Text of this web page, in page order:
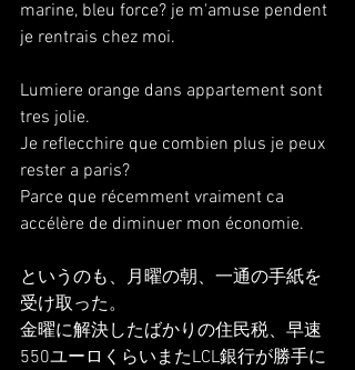
marine, bleu force? je m'amuse pendent
je rentrais chez moi.
Lumiere orange dans appartement sont
tres jolie.
Je reflecchire que combien plus je peux
rester a paris?
Parce que récemment vraiment ca
accélère de diminuer mon économie.
というのも、月曜の朝、一通の手紙を
受け取った。
金曜に解決したばかりの住民税、早速
550ユーロくらいまたLCL銀行が勝手に